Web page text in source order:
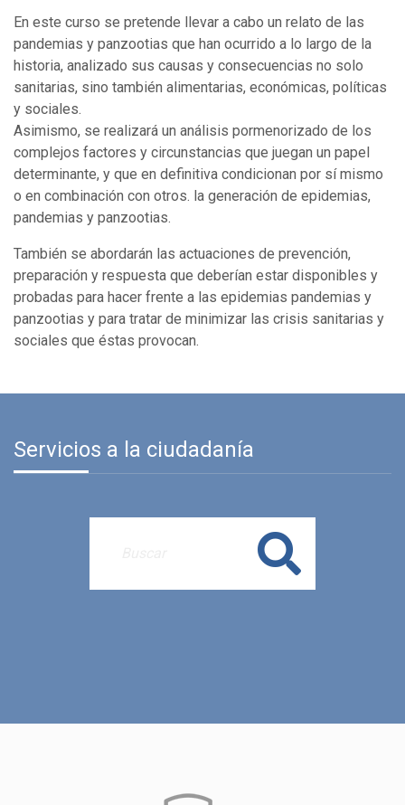
En este curso se pretende llevar a cabo un relato de las
pandemias y panzootias que han ocurrido a lo largo de la
historia, analizado sus causas y consecuencias no solo
sanitarias, sino también alimentarias, económicas, políticas
y sociales.
Asimismo, se realizará un análisis pormenorizado de los
complejos factores y circunstancias que juegan un papel
determinante, y que en definitiva condicionan por sí mismo
o en combinación con otros. la generación de epidemias,
pandemias y panzootias.
También se abordarán las actuaciones de prevención,
preparación y respuesta que deberían estar disponibles y
probadas para hacer frente a las epidemias pandemias y
panzootias y para tratar de minimizar las crisis sanitarias y
sociales que éstas provocan.
Servicios a la ciudadanía
Buscar